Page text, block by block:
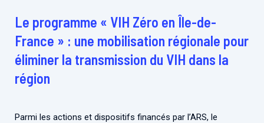
Le programme « VIH Zéro en Île-de-
France » : une mobilisation régionale pour
éliminer la transmission du VIH dans la
région
Parmi les actions et dispositifs financés par l’ARS, le